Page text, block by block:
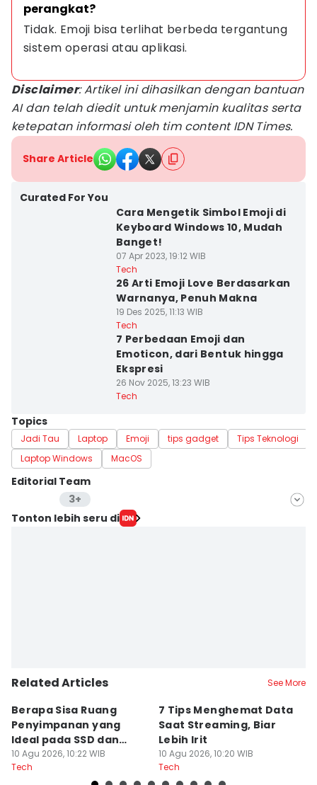
perangkat?
Tidak. Emoji bisa terlihat berbeda tergantung
sistem operasi atau aplikasi.
Disclaimer: Artikel ini dihasilkan dengan bantuan
AI dan telah diedit untuk menjamin kualitas serta
ketepatan informasi oleh tim content IDN Times.
Share Article
Curated For You
Cara Mengetik Simbol Emoji di
Keyboard Windows 10, Mudah
Banget!
07 Apr 2023, 19:12 WIB
Tech
26 Arti Emoji Love Berdasarkan
Warnanya, Penuh Makna
19 Des 2025, 11:13 WIB
Tech
7 Perbedaan Emoji dan
Emoticon, dari Bentuk hingga
Ekspresi
26 Nov 2025, 13:23 WIB
Tech
Topics
Jadi Tau Laptop Emoji tips gadget
Tips Teknologi
Laptop Windows
MacOS
Editorial Team
3+
Editor
Tonton lebih seru di
Related Articles See More
Berapa Sisa Ruang
Penyimpanan yang
Ideal pada SSD dan
HDD?
10 Agu 2026, 10:22 WIB
Tech
7 Tips Menghemat Data
Saat Streaming, Biar
Lebih Irit
10 Agu 2026, 10:20 WIB
Tech